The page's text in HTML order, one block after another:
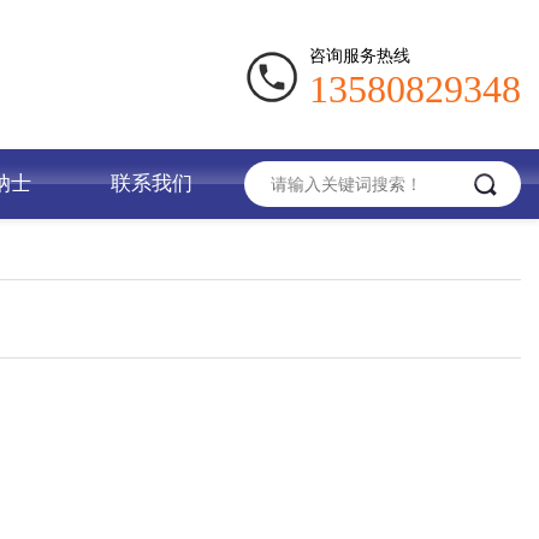
咨询服务热线
13580829348
士 联系我们